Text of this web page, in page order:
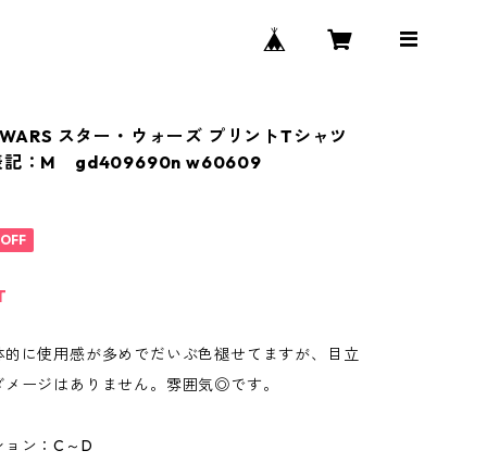
スター・ウォーズ プリントTシャツ
記：M gd409690n w60609
に使用感が多めでだいぶ色褪せてますが、目立
メージはありません。雰囲気◎です。
ン：C～D